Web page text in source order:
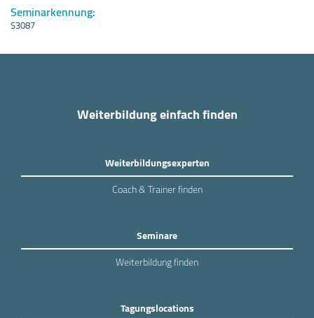
Seminarkennung:
S3087
Weiterbildung einfach finden
Weiterbildungsexperten
Coach & Trainer finden
Seminare
Weiterbildung finden
Tagungslocations